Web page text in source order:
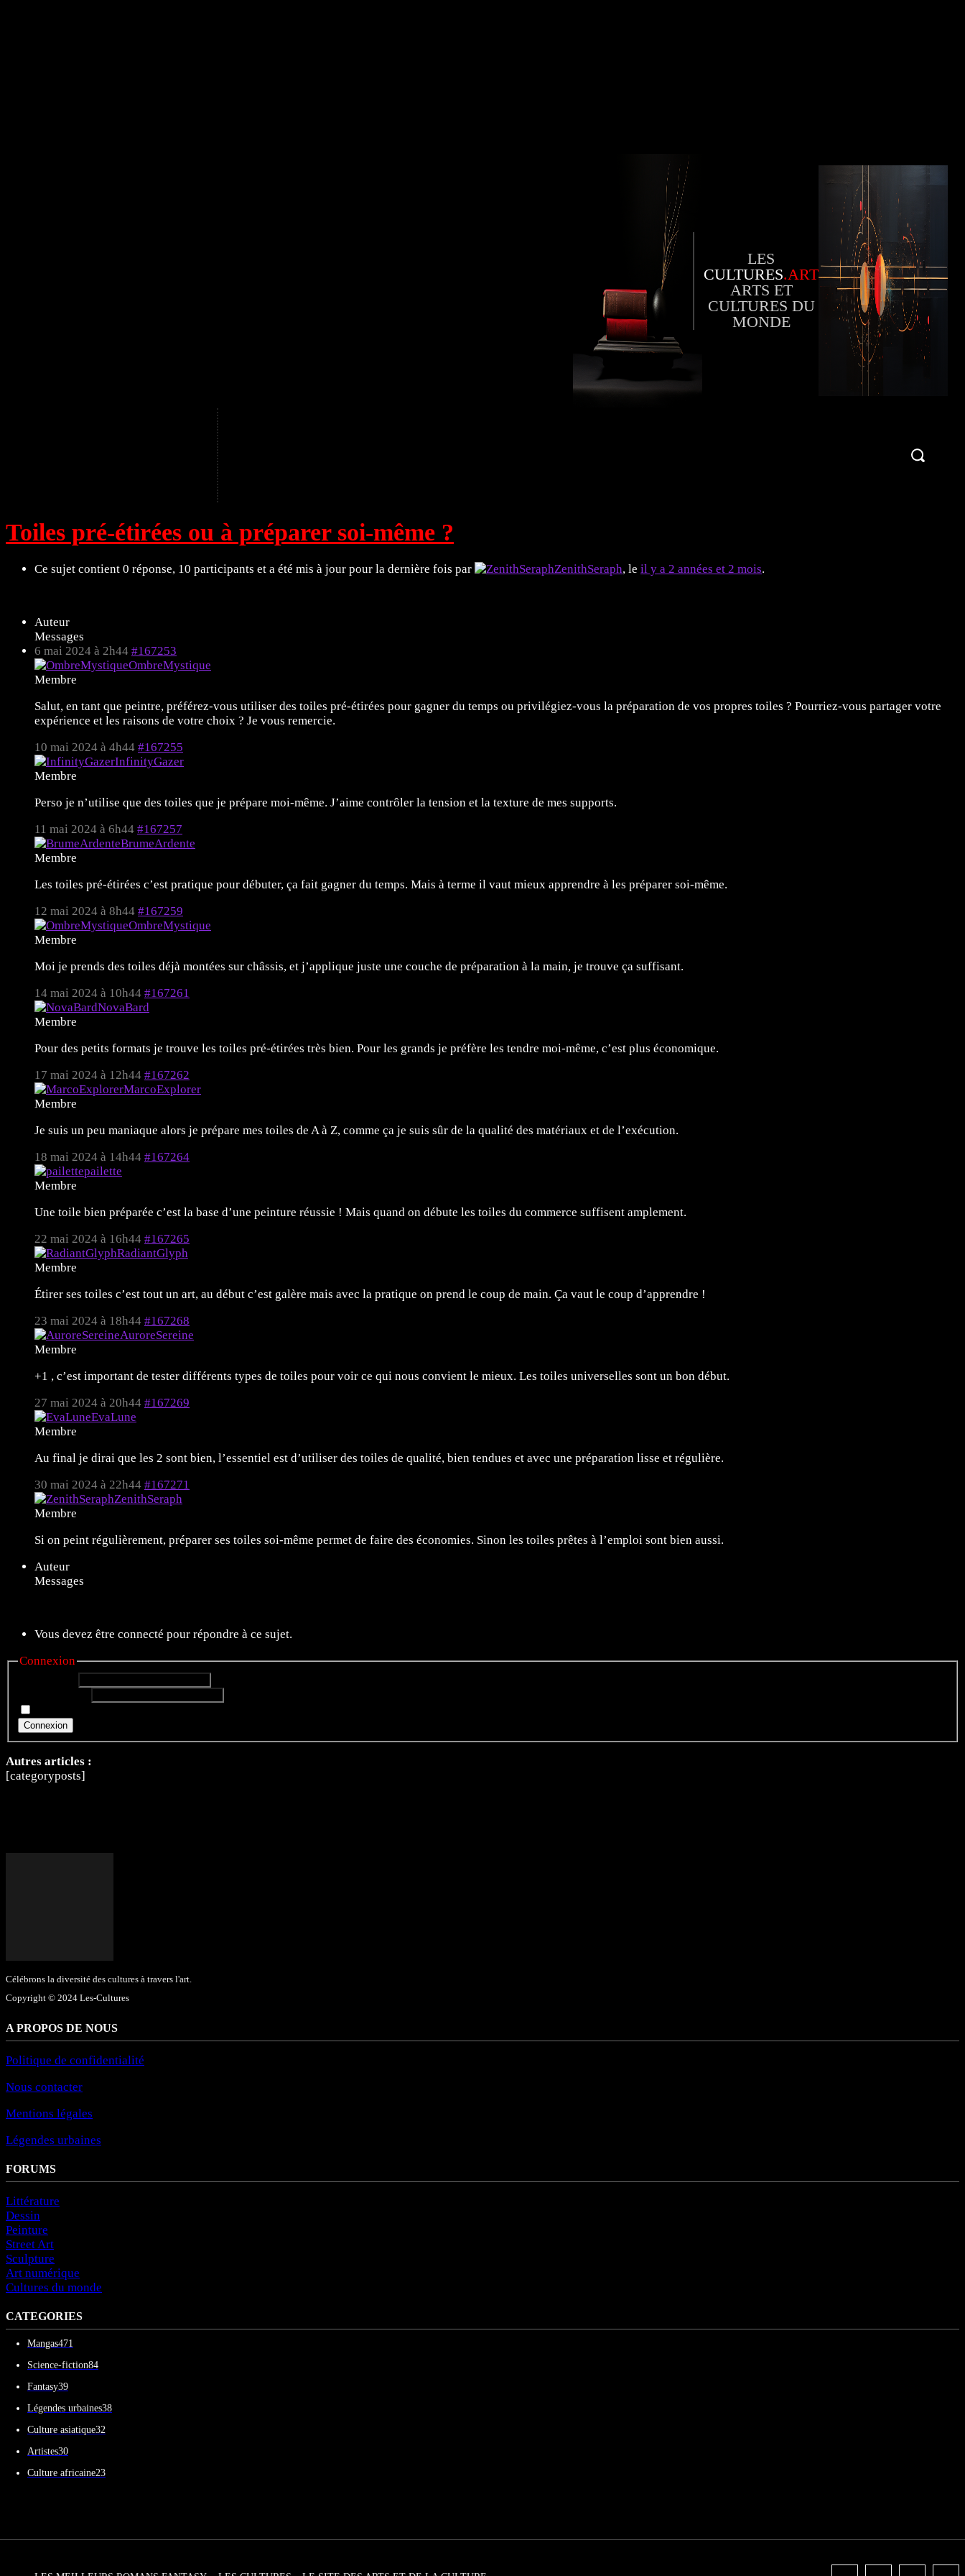
LES
CULTURES.ART
ARTS ET
CULTURES DU
MONDE
Toiles pré-étirées ou à préparer soi-même ?
Ce sujet contient 0 réponse, 10 participants et a été mis à jour pour la dernière fois par ZenithSeraph, le il y a 2 années et 2 mois.
Auteur
Messages
6 mai 2024 à 2h44 #167253
OmbreMystique
Membre
Salut, en tant que peintre, préférez-vous utiliser des toiles pré-étirées pour gagner du temps ou privilégiez-vous la préparation de vos propres toiles ? Pourriez-vous partager votre
expérience et les raisons de votre choix ? Je vous remercie.
10 mai 2024 à 4h44 #167255
InfinityGazer
Membre
Perso je n’utilise que des toiles que je prépare moi-même. J’aime contrôler la tension et la texture de mes supports.
11 mai 2024 à 6h44 #167257
BrumeArdente
Membre
Les toiles pré-étirées c’est pratique pour débuter, ça fait gagner du temps. Mais à terme il vaut mieux apprendre à les préparer soi-même.
12 mai 2024 à 8h44 #167259
OmbreMystique
Membre
Moi je prends des toiles déjà montées sur châssis, et j’applique juste une couche de préparation à la main, je trouve ça suffisant.
14 mai 2024 à 10h44 #167261
NovaBard
Membre
Pour des petits formats je trouve les toiles pré-étirées très bien. Pour les grands je préfère les tendre moi-même, c’est plus économique.
17 mai 2024 à 12h44 #167262
MarcoExplorer
Membre
Je suis un peu maniaque alors je prépare mes toiles de A à Z, comme ça je suis sûr de la qualité des matériaux et de l’exécution.
18 mai 2024 à 14h44 #167264
pailette
Membre
Une toile bien préparée c’est la base d’une peinture réussie ! Mais quand on débute les toiles du commerce suffisent amplement.
22 mai 2024 à 16h44 #167265
RadiantGlyph
Membre
Étirer ses toiles c’est tout un art, au début c’est galère mais avec la pratique on prend le coup de main. Ça vaut le coup d’apprendre !
23 mai 2024 à 18h44 #167268
AuroreSereine
Membre
+1 , c’est important de tester différents types de toiles pour voir ce qui nous convient le mieux. Les toiles universelles sont un bon début.
27 mai 2024 à 20h44 #167269
EvaLune
Membre
Au final je dirai que les 2 sont bien, l’essentiel est d’utiliser des toiles de qualité, bien tendues et avec une préparation lisse et régulière.
30 mai 2024 à 22h44 #167271
ZenithSeraph
Membre
Si on peint régulièrement, préparer ses toiles soi-même permet de faire des économies. Sinon les toiles prêtes à l’emploi sont bien aussi.
Auteur
Messages
Vous devez être connecté pour répondre à ce sujet.
Connexion
Connexion
Autres articles :
[categoryposts]
Célébrons la diversité des cultures à travers l'art.
Copyright © 2024 Les-Cultures
A PROPOS DE NOUS
Politique de confidentialité
Nous contacter
Mentions légales
Légendes urbaines
FORUMS
Littérature
Dessin
Peinture
Street Art
Sculpture
Art numérique
Cultures du monde
CATEGORIES
Mangas471
Science-fiction84
Fantasy39
Légendes urbaines38
Culture asiatique32
Artistes30
Culture africaine23